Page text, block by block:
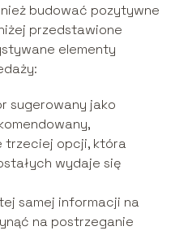
budować pozytywne
przedstawione
elementy
sugerowany jako
trzeciej opcji, która
wydaje się
samej informacji na
na postrzeganie